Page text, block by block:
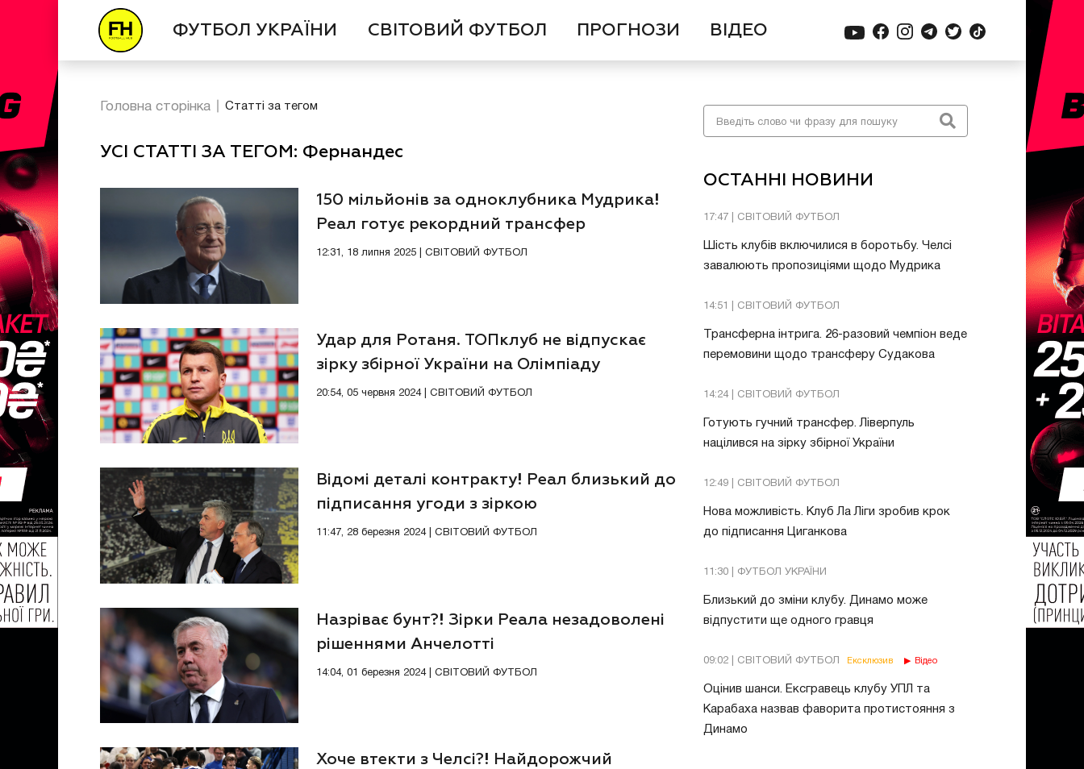
ФУТБОЛ УКРАЇНИ СВІТОВИЙ ФУТБОЛ ПРОГНОЗИ ВІДЕО
ОСТАННІ НОВИНИ
17:47 | СВІТОВИЙ ФУТБОЛ
Шість клубів включилися в боротьбу. Челсі
завалюють пропозиціями щодо Мудрика
14:51 | СВІТОВИЙ ФУТБОЛ
Трансферна інтрига. 26-разовий чемпіон веде
перемовини щодо трансферу Судакова
14:24 | СВІТОВИЙ ФУТБОЛ
Готують гучний трансфер. Ліверпуль
націлився на зірку збірної України
12:49 | СВІТОВИЙ ФУТБОЛ
Нова можливість. Клуб Ла Ліги зробив крок
до підписання Циганкова
11:30 | ФУТБОЛ УКРАЇНИ
Близький до зміни клубу. Динамо може
відпустити ще одного гравця
09:02 | СВІТОВИЙ ФУТБОЛ Ексклюзив Відео
Оцінив шанси. Ексгравець клубу УПЛ та
Карабаха назвав фаворита протистояння з
Динамо
Головна сторінка Статті за тегом
УСІ СТАТТІ ЗА ТЕГОМ: Фернандес
150 мільйонів за одноклубника Мудрика!
Реал готує рекордний трансфер
12:31, 18 липня 2025 | СВІТОВИЙ ФУТБОЛ
Удар для Ротаня. ТОПклуб не відпускає
зірку збірної України на Олімпіаду
20:54, 05 червня 2024 | СВІТОВИЙ ФУТБОЛ
Відомі деталі контракту! Реал близький до
підписання угоди з зіркою
11:47, 28 березня 2024 | СВІТОВИЙ ФУТБОЛ
Назріває бунт?! Зірки Реала незадоволені
рішеннями Анчелотті
14:04, 01 березня 2024 | СВІТОВИЙ ФУТБОЛ
Хоче втекти з Челсі?! Найдорожчий